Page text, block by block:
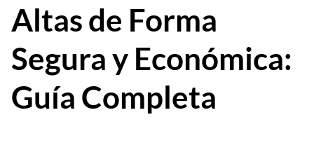
Altas de Forma
Segura y Económica:
Guía Completa